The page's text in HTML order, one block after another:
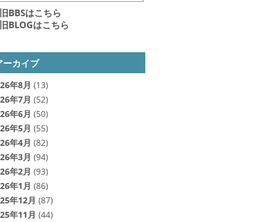
旧BBSはこちら
旧BLOGはこちら
ーカイブ
年8月 (13)
年7月 (52)
年6月 (50)
年5月 (55)
年4月 (82)
年3月 (94)
年2月 (93)
年1月 (86)
年12月 (87)
年11月 (44)